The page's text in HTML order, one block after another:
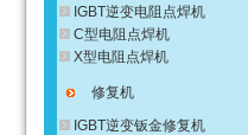
IGBT逆变电阻点焊机
C型电阻点焊机
X型电阻点焊机
修复机
IGBT逆变钣金修复机